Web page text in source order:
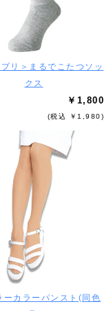
プリ＞まるでこたつソッ
クス
￥1,800
(税込 ￥1,980)
ーカラーパンスト(同色